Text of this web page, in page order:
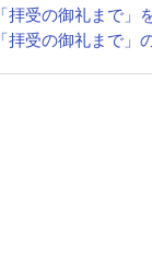
「拝受の御礼まで」
「拝受の御礼まで」